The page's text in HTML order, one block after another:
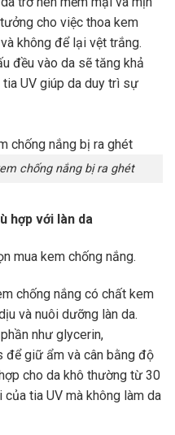
cho việc thoa kem
không để lại vệt trắng.
đều vào da sẽ tăng khả
UV giúp da duy trì sự
chống nắng bị ra ghét
hợp với làn da
mua kem chống nắng.
chống nắng có chất kem
và nuôi dưỡng làn da.
như glycerin,
để giữ ẩm và cân bằng độ
cho da khô thường từ 30
tia UV mà không làm da